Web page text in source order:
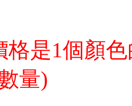
格是1個顏
量)